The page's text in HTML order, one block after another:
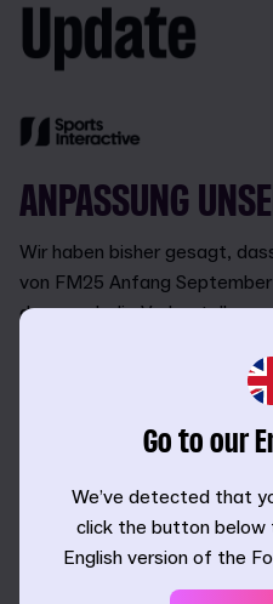
ANPASSUNG
Wir haben bisher gesagt,
von FM25 Anfang
dann auch die
Zunächst mal mussten wir
FM25 auf Ende September
Fokuszeitraum beginnt kurz
verschoben, und zwar vom
Die Entwicklung von FM25
Go to our
We’ve detected that
click the button
English version of the